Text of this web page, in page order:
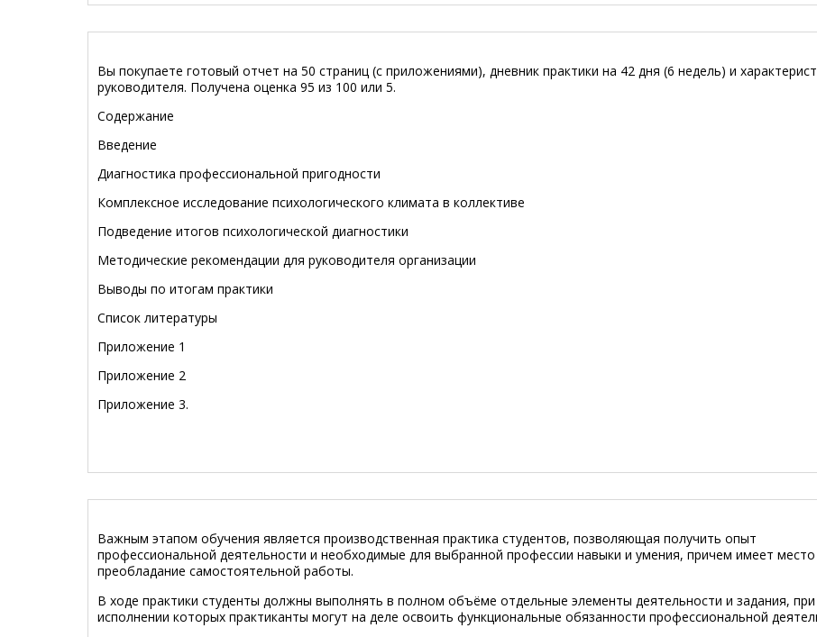
Вы покупаете готовый отчет на 50 страниц (с приложениями), дневник практики на 42 дня (6 недель) и
руководителя. Получена оценка 95 из 100 или 5.
Содержание
Введение
Диагностика профессиональной пригодности
Комплексное исследование психологического климата в коллективе
Подведение итогов психологической диагностики
Методические рекомендации для руководителя организации
Выводы по итогам практики
Список литературы
Приложение 1
Приложение 2
Приложение 3.
Важным этапом обучения является производственная практика студентов, позволяющая получить опыт
профессиональной деятельности и необходимые для выбранной профессии навыки и умения, причем имеет место
преобладание самостоятельной работы.
В ходе практики студенты должны выполнять в полном объёме отдельные элементы деятельности и задания, при
исполнении которых практиканты могут на деле освоить функциональные обязанности профессиональной